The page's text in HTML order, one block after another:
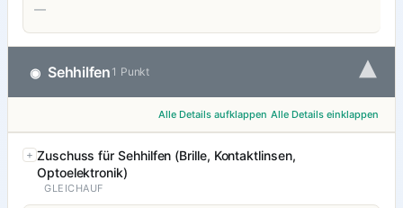
—
◉ Sehhilfen 1 Punkt ▾
Alle Details aufklappen Alle Details einklappen
Zuschuss für Sehhilfen (Brille, Kontaktlinsen,
Optoelektronik)
GLEICHAUF